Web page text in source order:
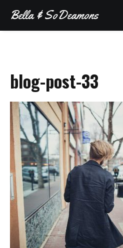
Bella & SoDeamons
blog-post-33
Bella & SoDeamons